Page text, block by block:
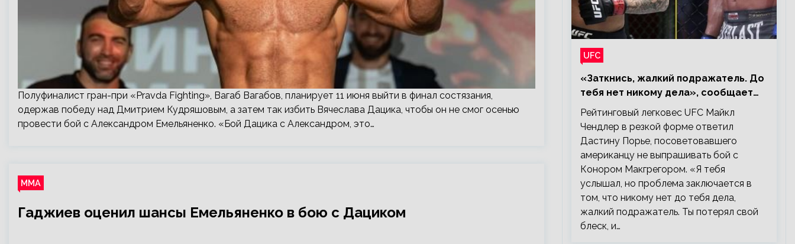
Полуфиналист гран-при «Pravda Fighting», Вагаб Вагабов, планирует 11 июня выйти в финал состязания,
одержав победу над Дмитрием Кудряшовым, а затем так избить Вячеслава Дацика, чтобы он не смог осенью
провести бой с Александром Емельяненко. «Бой Дацика с Александром, это…
ММА
Гаджиев оценил шансы Емельяненко в бою с Дациком
UFC
«Заткнись, жалкий подражатель. До
тебя нет никому дела», сообщает
Майкл Чендлер – о словах Порье
Рейтинговый легковес UFC Майкл
Чендлер в резкой форме ответил
Дастину Порье, посоветовавшего
американцу не выпрашивать бой с
Конором Макгрегором. «Я тебя
услышал, но проблема заключается в
том, что никому нет до тебя дела,
жалкий подражатель. Ты потерял свой
блеск, и…